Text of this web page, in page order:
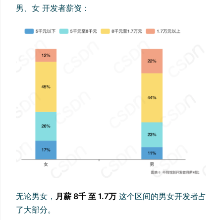
男、女 开发者薪资：
无论男女， 月薪 8千 至 1.7万 这个区间的男女开发者占
了大部分。